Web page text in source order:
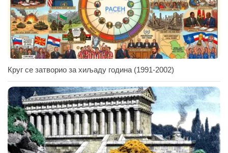
Круг се затворио за хиљаду година (1991-2002)